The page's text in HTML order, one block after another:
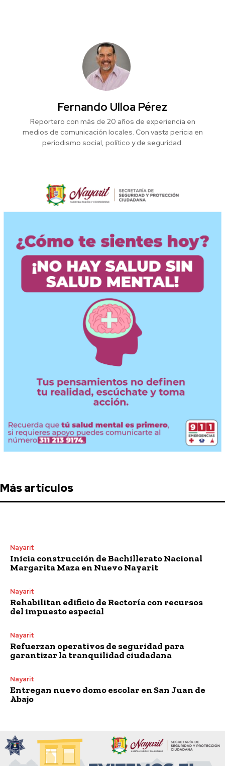
Fernando Ulloa Pérez
Reportero con más de 20 años de experiencia en
medios de comunicación locales. Con vasta pericia en
periodismo social, político y de seguridad.
Más artículos
Nayarit
Inicia construcción de Bachillerato Nacional
Margarita Maza en Nuevo Nayarit
Nayarit
Rehabilitan edificio de Rectoría con recursos
del impuesto especial
Nayarit
Refuerzan operativos de seguridad para
garantizar la tranquilidad ciudadana
Nayarit
Entregan nuevo domo escolar en San Juan de
Abajo